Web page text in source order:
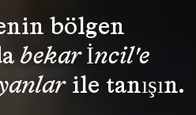
bölgen
bekar İncil'e
ile tanışın.